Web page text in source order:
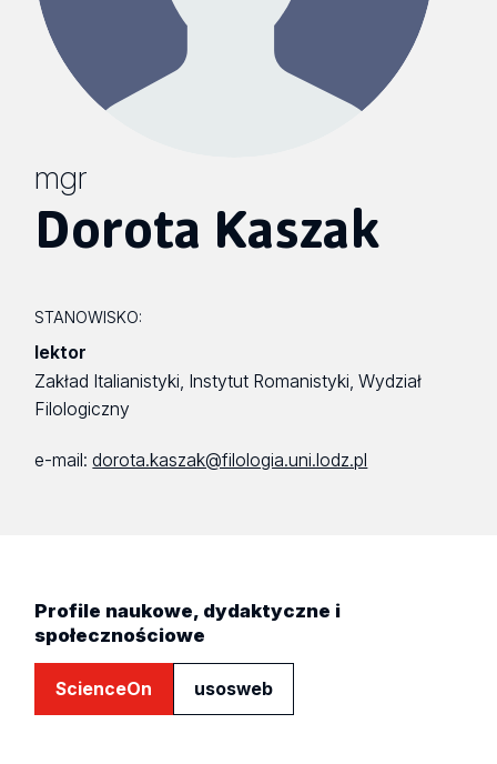
mgr
Dorota Kaszak
STANOWISKO:
lektor
Zakład Italianistyki, Instytut Romanistyki, Wydział
Filologiczny
e-mail:dorota.kaszak@filologia.uni.lodz.pl
Profile naukowe, dydaktyczne i
społecznościowe
ScienceOn usosweb